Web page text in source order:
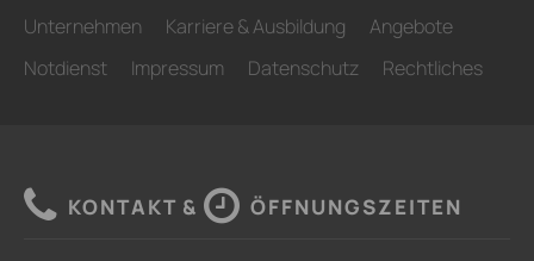
Unternehmen Karriere & Ausbildung
Angebote
Notdienst
Impressum Datenschutz Rechtliches
KONTAKT & ÖFFNUNGSZEITEN